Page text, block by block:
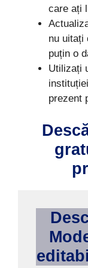
care ați
nu uitați
puțin o
Utilizați
prezent